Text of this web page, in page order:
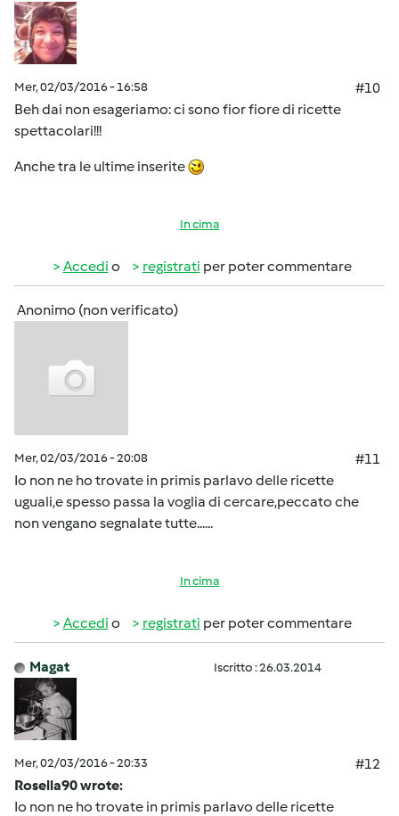
Mer, 02/03/2016 - 16:58
#10
Beh dai non esageriamo: ci sono fior fiore di ricette
spettacolari!!!
Anche tra le ultime inserite
In cima
Accedi o registrati per poter commentare
Anonimo (non verificato)
Mer, 02/03/2016 - 20:08
#11
Io non ne ho trovate in primis parlavo delle ricette
uguali,e spesso passa la voglia di cercare,peccato che
non vengano segnalate tutte......
In cima
Accedi o registrati per poter commentare
Magat Iscritto : 26.03.2014
Mer, 02/03/2016 - 20:33
#12
Rosella90 wrote:
Io non ne ho trovate in primis parlavo delle ricette